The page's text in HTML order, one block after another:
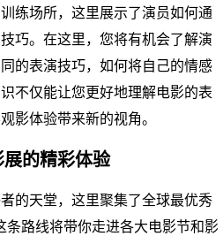
练场所，这里展示了演员如何通
巧。在这里，您将有机会了解演
的表演技巧，如何将自己的情感
不仅能让您更好地理解电影的表
影体验带来新的视角。
的精彩体验
的天堂，这里聚集了全球最优秀
条路线将带你走进各大电影节和影